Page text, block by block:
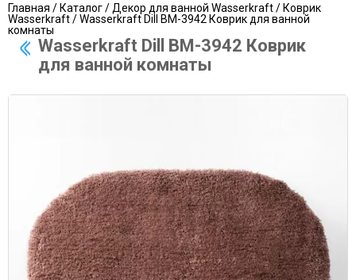
Главная /Каталог/ Декор для ванной Wasserkraft/Коврик
Wasserkraft/ Wasserkraft Dill BM-3942 Коврик для ванной
комнаты
Wasserkraft Dill BM-3942 Коврик
для ванной комнаты